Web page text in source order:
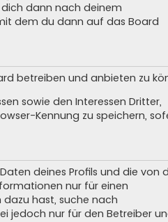
dich dann nach deinem
dem du dann auf das Board
betreiben und anbieten zu
sowie den Interessen Dritter,
Kennung zu speichern,
deines Profils und die von
nur für einen
dazu hast, suche nach
jedoch nur für den Betreiber